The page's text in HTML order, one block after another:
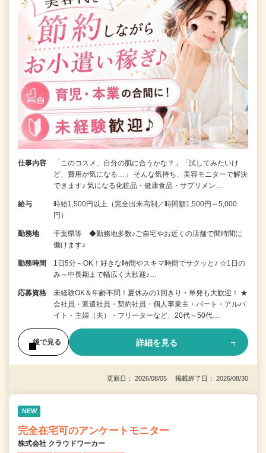
仕事内容
「このコスメ、自分の肌に合うかな？」「試してみたいけ
ど、費用が気になる…」 そんな気持ち、美容モニターで解決
できます♪ 気になる化粧品・健康食品・サプリメン…
給与
時給1,500円以上（完全出来高制／時間額1,500円～5,000
円）
勤務地
千葉県等 ◆勤務地多数♪ご自宅やお近くの店舗で間時間に
働けます♪
勤務時間
1日5分～OK！好きな時間やスキマ時間でサクッと♪ ☆1日の
み～中長期まで幅広く大歓迎♪…
応募資格
未経験OK＆年齢不問！夏休みの1回きり・単発も大歓迎！ ★
会社員・派遣社員・契約社員・個人事業主・パート・アルバ
イト・主婦（夫）・フリーターなど、20代～50代…
後で見る 詳細を見る
更新日： 2026/08/05 掲載終了日： 2026/08/30
NEW
完全在宅可のアンケートモニター
株式会社 クラウドワーカー